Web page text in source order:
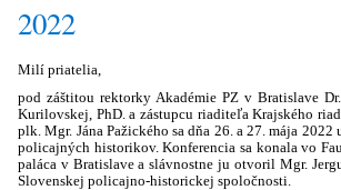
2022
Milí priatelia,
pod záštitou rektorky Akadémie PZ v Bratislave
Kurilovskej, PhD. a zástupcu riaditeľa Krajského
plk. Mgr. Jána Pažického sa dňa 26. a 27. mája
policajných historikov. Konferencia sa konala vo
paláca v Bratislave a slávnostne ju otvoril Mgr.
Slovenskej policajno-historickej spoločnosti.